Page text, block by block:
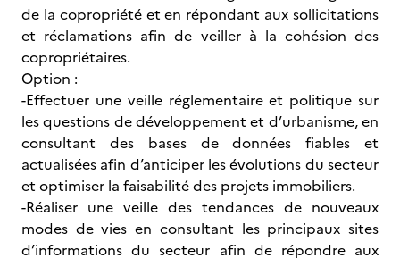
de la copropriété et en répondant aux sollicitations
et réclamations afin de veiller à la cohésion des
copropriétaires.
Option :
-Effectuer une veille réglementaire et politique sur
les questions de développement et d’urbanisme, en
consultant des bases de données fiables et
actualisées afin d’anticiper les évolutions du secteur
et optimiser la faisabilité des projets immobiliers.
-Réaliser une veille des tendances de nouveaux
modes de vies en consultant les principaux sites
d’informations du secteur afin de répondre aux